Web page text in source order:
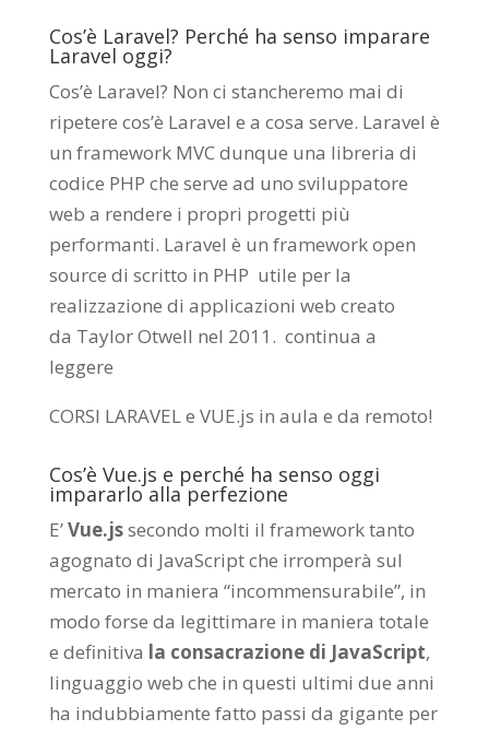
Cos’è Laravel? Perché ha senso imparare
Laravel oggi?
Cos’è Laravel? Non ci stancheremo mai di
ripetere cos’è Laravel e a cosa serve. Laravel è
un framework MVC dunque una libreria di
codice PHP che serve ad uno sviluppatore
web a rendere i propri progetti più
performanti. Laravel è un framework open
source di scritto in PHP utile per la
realizzazione di applicazioni web creato
da Taylor Otwell nel 2011. continua a
leggere
CORSI LARAVEL e VUE.js in aula e da remoto!
Cos’è Vue.js e perché ha senso oggi
impararlo alla perfezione
E’Vue.jssecondo molti il framework tanto
agognato di JavaScript che irromperà sul
mercato in maniera “incommensurabile”, in
modo forse da legittimare in maniera totale
e definitiva la consacrazione di JavaScript,
linguaggio web che in questi ultimi due anni
ha indubbiamente fatto passi da gigante per